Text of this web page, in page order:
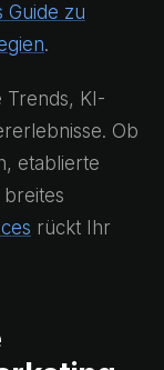
Guide zu
.
Trends, KI-
Ob
etablierte
rückt Ihr